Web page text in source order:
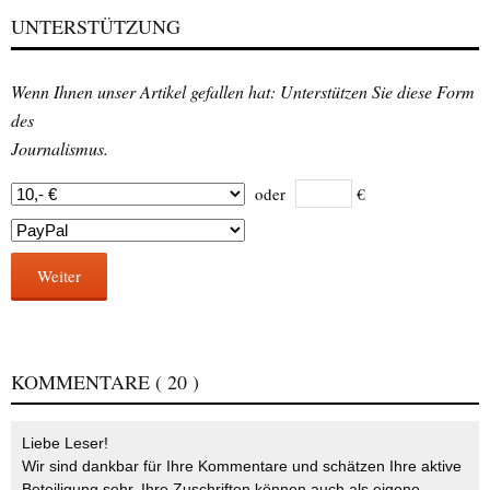
UNTERSTÜTZUNG
Wenn Ihnen unser Artikel gefallen hat: Unterstützen Sie diese Form
des
Journalismus.
oder €
Weiter
KOMMENTARE ( 20 )
Liebe Leser!
Wir sind dankbar für Ihre Kommentare und schätzen Ihre aktive